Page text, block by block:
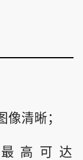
清晰；
高可达